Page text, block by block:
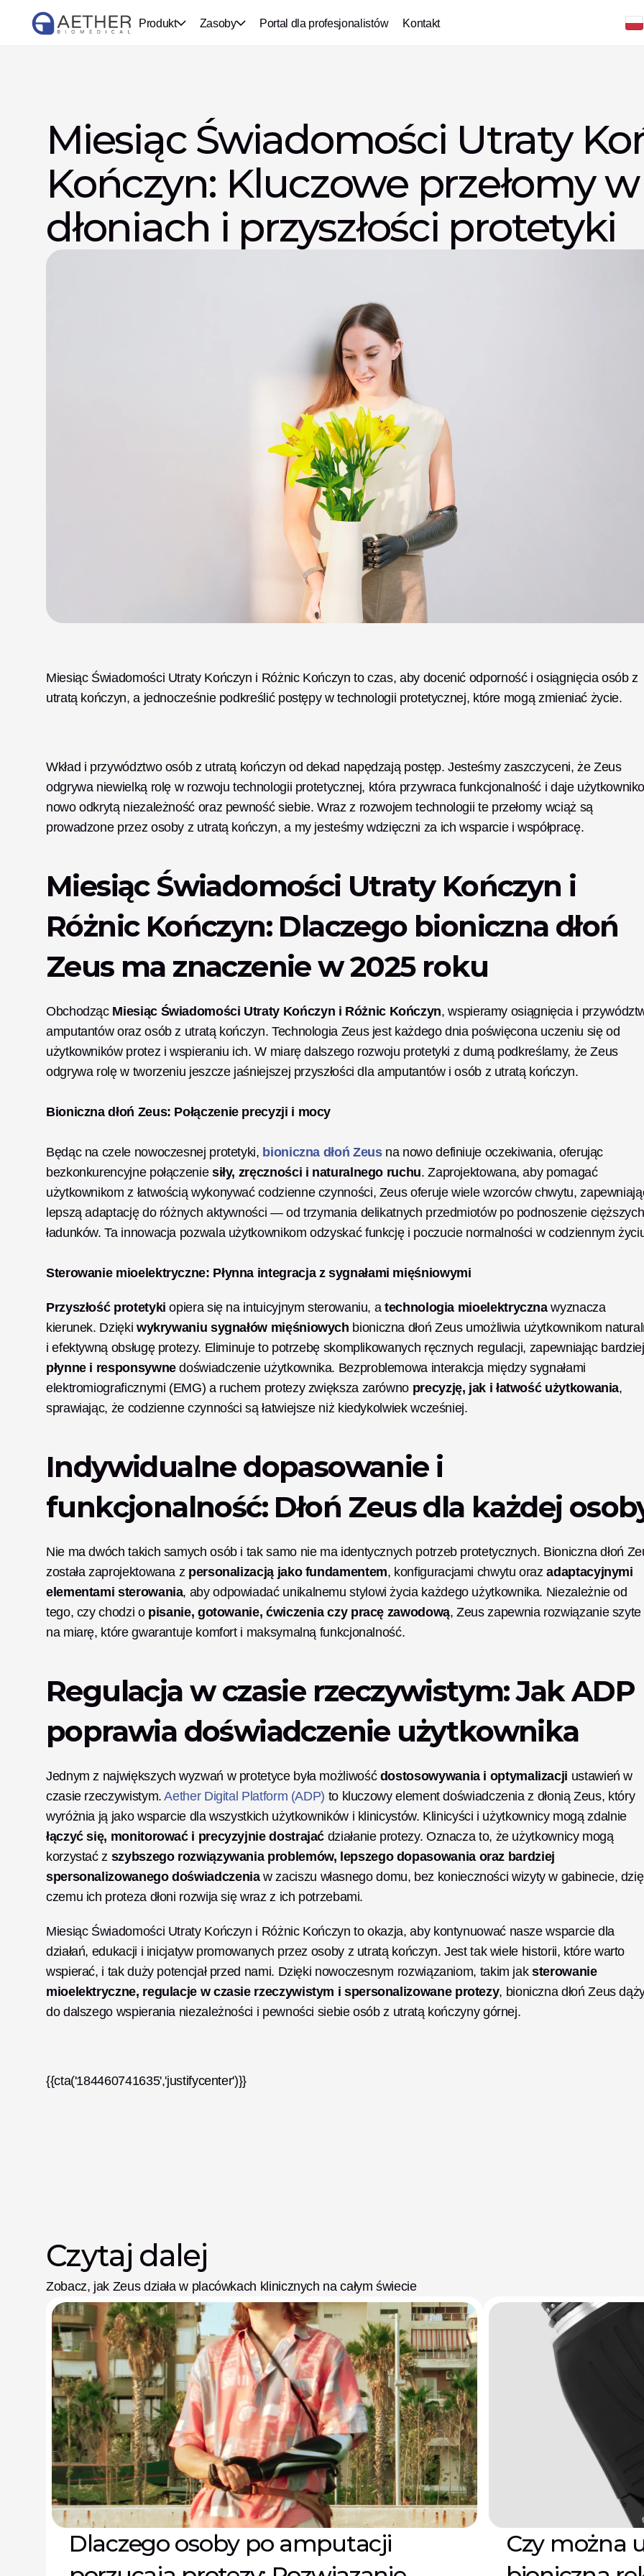
Produkt Zasoby Portal dla profesjonalistów Kontakt
Miesiąc Świadomości Utraty
Kończyn: Kluczowe przełomy
dłoniach i przyszłości protetyki
Miesiąc Świadomości Utraty Kończyn i Różnic Kończyn to czas, aby docenić odporność i osiągnięcia osób z
utratą kończyn, a jednocześnie podkreślić postępy w technologii protetycznej, które mogą zmieniać życie.
Wkład i przywództwo osób z utratą kończyn od dekad napędzają postęp. Jesteśmy zaszczyceni, że Zeus
odgrywa niewielką rolę w rozwoju technologii protetycznej, która przywraca funkcjonalność i daje
nowo odkrytą niezależność oraz pewność siebie. Wraz z rozwojem technologii te przełomy wciąż są
prowadzone przez osoby z utratą kończyn, a my jesteśmy wdzięczni za ich wsparcie i współpracę.
Miesiąc Świadomości Utraty Kończyn i
Różnic Kończyn: Dlaczego bioniczna dłoń
Zeus ma znaczenie w 2025 roku
Obchodząc Miesiąc Świadomości Utraty Kończyn i Różnic Kończyn, wspieramy osiągnięcia i
amputantów oraz osób z utratą kończyn. Technologia Zeus jest każdego dnia poświęcona uczeniu się od
użytkowników protez i wspieraniu ich. W miarę dalszego rozwoju protetyki z dumą podkreślamy, że Zeus
odgrywa rolę w tworzeniu jeszcze jaśniejszej przyszłości dla amputantów i osób z utratą kończyn.
Bioniczna dłoń Zeus: Połączenie precyzji i mocy
Będąc na czele nowoczesnej protetyki, bioniczna dłoń Zeus na nowo definiuje oczekiwania, oferując
bezkonkurencyjne połączenie siły, zręczności i naturalnego ruchu. Zaprojektowana, aby pomagać
użytkownikom z łatwością wykonywać codzienne czynności, Zeus oferuje wiele wzorców chwytu,
lepszą adaptację do różnych aktywności — od trzymania delikatnych przedmiotów po podnoszenie cięższych
ładunków. Ta innowacja pozwala użytkownikom odzyskać funkcję i poczucie normalności w codziennym
Sterowanie mioelektryczne: Płynna integracja z sygnałami mięśniowymi
Przyszłość protetyki opiera się na intuicyjnym sterowaniu, a technologia mioelektryczna wyznacza
kierunek. Dzięki wykrywaniu sygnałów mięśniowych bioniczna dłoń Zeus umożliwia użytkownikom
płynne i responsywne doświadczenie użytkownika. Bezproblemowa interakcja między sygnałami
elektromiograficznymi (EMG) a ruchem protezy zwiększa zarówno precyzję, jak i łatwość użytkowania,
sprawiając, że codzienne czynności są łatwiejsze niż kiedykolwiek wcześniej.
Indywidualne dopasowanie i
funkcjonalność: Dłoń Zeus dla każdej
Nie ma dwóch takich samych osób i tak samo nie ma identycznych potrzeb protetycznych. Bioniczna dłoń
została zaprojektowana z personalizacją jako fundamentem, konfiguracjami chwytu oraz adaptacyjnymi
elementami sterowania, aby odpowiadać unikalnemu stylowi życia każdego użytkownika. Niezależnie od
tego, czy chodzi o pisanie, gotowanie, ćwiczenia czy pracę zawodową, Zeus zapewnia rozwiązanie szyte
na miarę, które gwarantuje komfort i maksymalną funkcjonalność.
Regulacja w czasie rzeczywistym: Jak ADP
poprawia doświadczenie użytkownika
Jednym z największych wyzwań w protetyce była możliwość dostosowywania i optymalizacji ustawień w
czasie rzeczywistym. Aether Digital Platform (ADP) to kluczowy element doświadczenia z dłonią Zeus, który
wyróżnia ją jako wsparcie dla wszystkich użytkowników i klinicystów.
Klinicyści i użytkownicy mogą zdalnie
łączyć się, monitorować i precyzyjnie dostrajać działanie protezy. Oznacza to, że użytkownicy mogą
korzystać z szybszego rozwiązywania problemów, lepszego dopasowania oraz bardziej
spersonalizowanego doświadczenia w zaciszu własnego domu, bez konieczności wizyty w gabinecie,
czemu ich proteza dłoni rozwija się wraz z ich potrzebami.
Miesiąc Świadomości Utraty Kończyn i Różnic Kończyn to okazja, aby kontynuować nasze wsparcie dla
działań, edukacji i inicjatyw promowanych przez osoby z utratą kończyn. Jest tak wiele historii, które warto
wspierać, i tak duży potencjał przed nami. Dzięki nowoczesnym rozwiązaniom, takim jak sterowanie
mioelektryczne, regulacje w czasie rzeczywistym i spersonalizowane protezy, bioniczna dłoń Zeus
do dalszego wspierania niezależności i pewności siebie osób z utratą kończyny górnej.
{{cta('184460741635','justifycenter')}}
Czytaj dalej
Zobacz, jak Zeus działa w placówkach klinicznych na całym świecie
Dlaczego osoby po amputacji
Czy można